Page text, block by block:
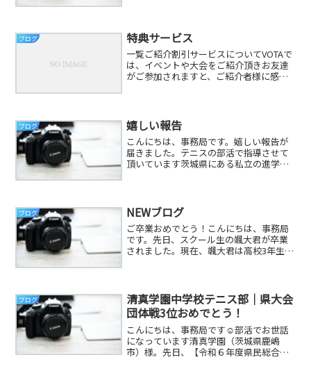
で熱くなれるし、より達...
ブログ 特典サービス
一覧ご紹介割引サービスについてVOTAで
は、イベントや大会をご紹介頂きお友達
がご参加されますと、ご紹介者様に感謝
（お友達）の申告が...
ブログ 嬉しい報告
こんにちは、事務局です。嬉しい報告が
届きました。テニスの部活で指導させて
頂いています茨城県にある私立の進学校
体・女子団体で準優勝し...
ブログ NEWブログ
ご卒業おめでとう！こんにちは、事務局
です。先日、スクール生の颯大君が卒業
されました。現在、颯大君は高校3年生で
クールを卒業する事にな...
ブログ
清真学園中学校テニス部｜県大会
団体戦3位おめでとう！
こんにちは、事務局です☺部活でお世話
になっています清真学園（茨城県鹿嶋
市）様。先日、【令和６年度県民総合体